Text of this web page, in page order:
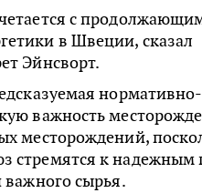
с
в Швеции, сказал
Эйнсворт.
важность
месторождений,
стремятся к надежным
важного сырья.